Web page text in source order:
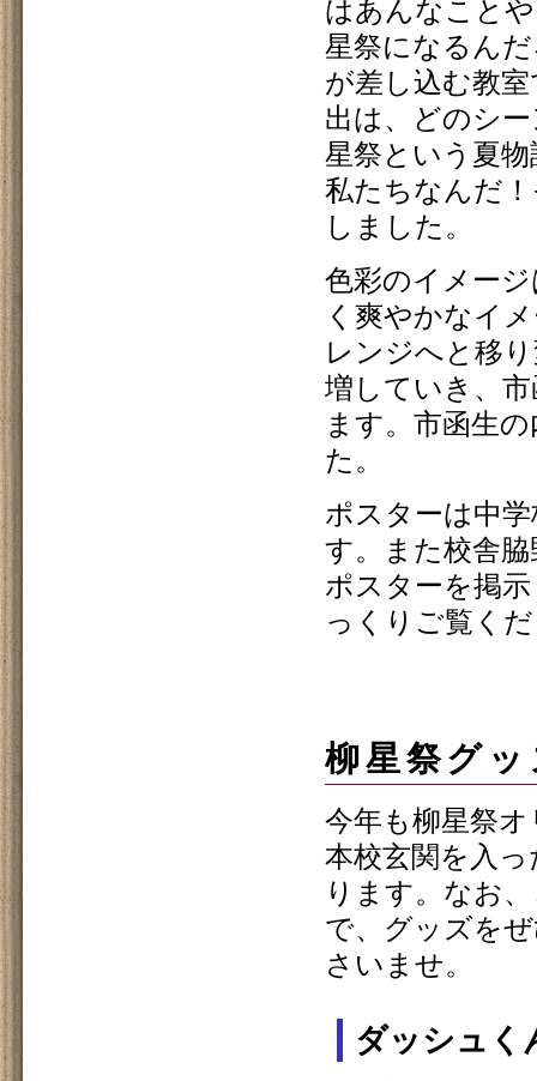
はあんなこと
星祭になるん
が差し込む教
出は、どのシ
星祭という夏
私たちなんだ
しました。
色彩のイメー
く爽やかなイ
レンジへと移
増していき、
ます。市函生
た。
ポスターは中
す。また校舎
ポスターを掲
っくりご覧く
柳星祭グ
今年も柳星祭
本校玄関を入
ります。なお
で、グッズを
さいませ。
ダッシュく